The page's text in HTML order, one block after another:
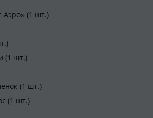
Аэро» (1 шт.)
(1 шт.)
(1 шт.)
(1 шт.)